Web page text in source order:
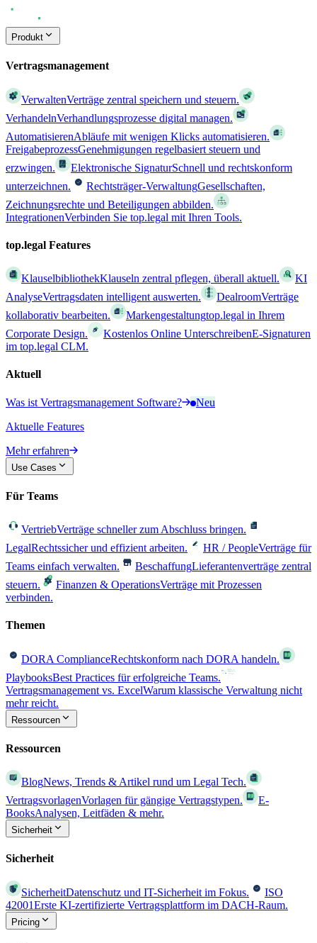
Produkt
Vertragsmanagement
VerwaltenVerträge zentral speichern und steuern.
VerhandelnVerhandlungsprozesse digital managen.
AutomatisierenAbläufe mit wenigen Klicks automatisieren.
FreigabeprozessGenehmigungen regelbasiert steuern und
erzwingen.
Elektronische SignaturSchnell und rechtskonform
unterzeichnen.
Rechtsträger-VerwaltungGesellschaften,
Zeichnungsrechte und Beteiligungen abbilden.
IntegrationenVerbinden Sie top.legal mit Ihren Tools.
top.legal Features
KlauselbibliothekKlauseln zentral pflegen, überall aktuell.
KI
AnalyseVertragsdaten intelligent auswerten. DealroomVerträge
kollaborativ bearbeiten.
Markengestaltungtop.legal in Ihrem
Corporate Design.
Kostenlos Online UnterschreibenE-Signaturen
im top.legal CLM.
Aktuell
Was ist Vertragsmanagement Software?
Neu
Aktuelle Features
Mehr erfahren
Use Cases
Für Teams
VertriebVerträge schneller zum Abschluss bringen.
LegalRechtssicher und effizient arbeiten. HR / PeopleVerträge für
Teams einfach verwalten.
BeschaffungLieferantenverträge zentral
steuern.
Finanzen & OperationsVerträge mit Prozessen
verbinden.
Themen
DORA ComplianceRechtskonform nach DORA handeln.
PlaybooksBest Practices für erfolgreiche Teams.
Vertragsmanagement vs. ExcelWarum klassische Verwaltung nicht
mehr reicht.
Ressourcen
Ressourcen
BlogNews, Trends & Artikel rund um Legal Tech.
VertragsvorlagenVorlagen für gängige Vertragstypen.
E-
BooksAnalysen, Leitfäden & mehr.
Sicherheit
Sicherheit
SicherheitDatenschutz und IT-Sicherheit im Fokus.
ISO
42001Erste KI-zertifizierte Vertragsplattform im DACH-Raum.
Pricing